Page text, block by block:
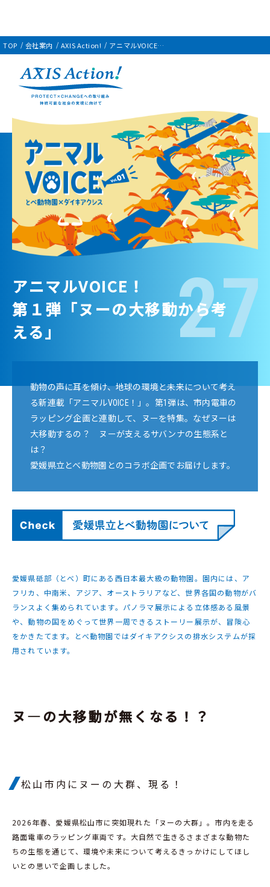
TOP 会社案内 AXIS Action! アニマルVOICE！
アニマルVOICE！
第１弾「ヌーの大移動から考
える」
27
動物の声に耳を傾け、地球の環境と未来について考え
る新連載「アニマルVOICE！」。第1弾は、市内電車の
ラッピング企画と連動して、ヌーを特集。なぜヌーは
大移動するの？ ヌーが支えるサバンナの生態系と
は？
愛媛県立とべ動物園とのコラボ企画でお届けします。
愛媛県砥部（とべ）町にある西日本最大級の動物園。園内には、ア
フリカ、中南米、アジア、オーストラリアなど、世界各国の動物がバ
ランスよく集められています。パノラマ展示による立体感ある風景
や、動物の国をめぐって世界一周できるストーリー展示が、冒険心
をかきたてます。とべ動物園ではダイキアクシスの排水システムが採
用されています。
ヌ—の大移動が無くなる！？
松山市内にヌーの大群、現る！
2026年春、愛媛県松山市に突如現れた「ヌーの大群」。市内を走る
路面電車のラッピング車両です。大自然で生きるさまざまな動物た
ちの生態を通じて、環境や未来について考えるきっかけにしてほし
いとの思いで企画しました。